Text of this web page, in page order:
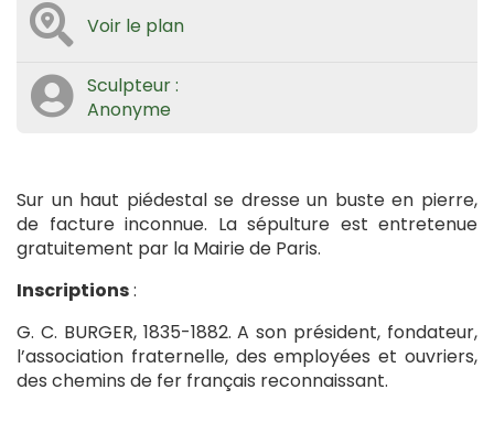
Voir le plan
Sculpteur :
Anonyme
Sur un haut piédestal se dresse un buste en pierre,
de facture inconnue. La sépulture est entretenue
gratuitement par la Mairie de Paris.
Inscriptions:
G. C. BURGER, 1835-1882. A son président, fondateur,
l’association fraternelle, des employées et ouvriers,
des chemins de fer français reconnaissant.